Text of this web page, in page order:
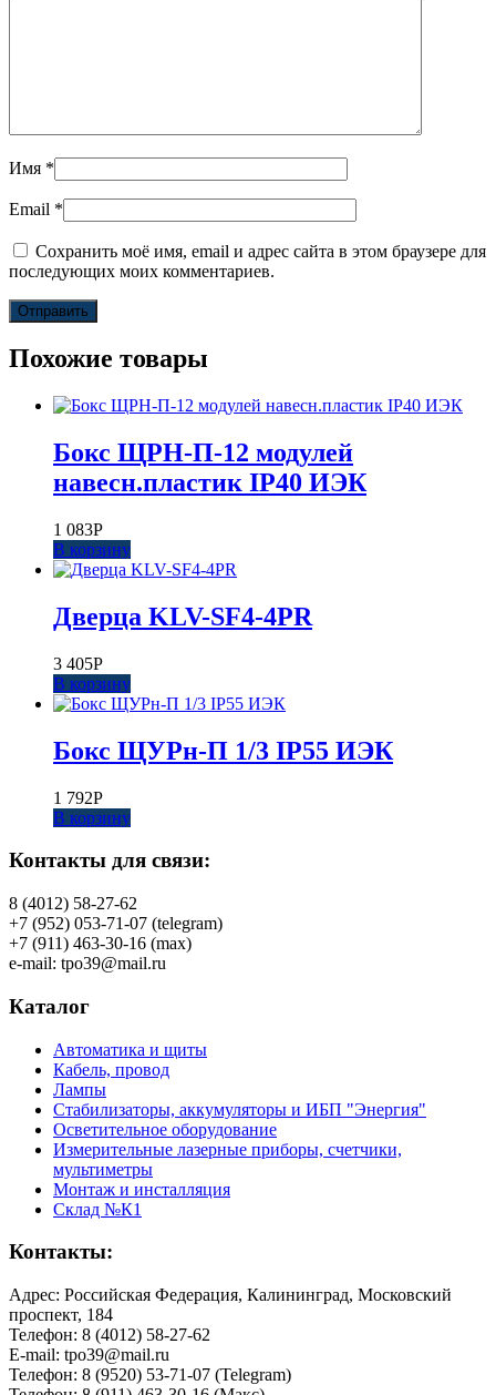
Имя *
Email *
Сохранить моё имя, email и адрес сайта в этом браузере для
последующих моих комментариев.
Похожие товары
Бокс ЩРН-П-12 модулей
навесн.пластик IP40 ИЭК
1 083Р
В корзину
Дверца KLV-SF4-4PR
3 405Р
В корзину
Бокс ЩУРн-П 1/3 IP55 ИЭК
1 792Р
В корзину
Контакты для связи:
8 (4012) 58-27-62
+7 (952) 053-71-07 (telegram)
+7 (911) 463-30-16 (max)
e-mail: tpo39@mail.ru
Каталог
Автоматика и щиты
Кабель, провод
Лампы
Стабилизаторы, аккумуляторы и ИБП "Энергия"
Осветительное оборудование
Измерительные лазерные приборы, счетчики,
мультиметры
Монтаж и инсталляция
Склад №К1
Контакты:
Адрес: Российская Федерация, Калининград, Московский
проспект, 184
Телефон: 8 (4012) 58-27-62
E-mail: tpo39@mail.ru
Телефон: 8 (9520) 53-71-07 (Telegram)